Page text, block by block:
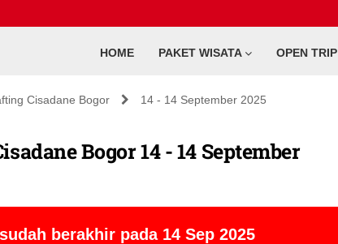
HOME PAKET WISATA OPEN TRIP
Cisadane Bogor 14 - 14 September 2025
Bogor 14 - 14 September
berakhir pada 14 Sep 2025